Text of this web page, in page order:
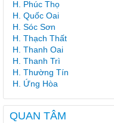
H. Phúc Thọ
H. Quốc Oai
H. Sóc Sơn
H. Thạch Thất
H. Thanh Oai
H. Thanh Trì
H. Thường Tín
H. Ứng Hòa
QUAN TÂM